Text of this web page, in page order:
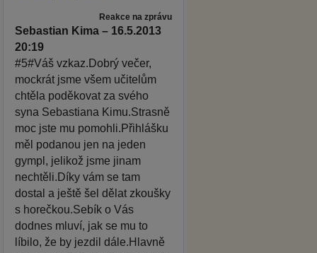
Reakce na zprávu
Sebastian Kima – 16.5.2013
20:19
#5#Váš vzkaz.Dobrý večer,
mockrát jsme všem učitelům
chtěla poděkovat za svého
syna Sebastiana Kimu.Strasně
moc jste mu pomohli.Přihlášku
měl podanou jen na jeden
gympl, jelikož jsme jinam
nechtěli.Díky vám se tam
dostal a ještě šel dělat zkoušky
s horečkou.Sebík o Vás
dodnes mluví, jak se mu to
líbilo, že by jezdil dále.Hlavně